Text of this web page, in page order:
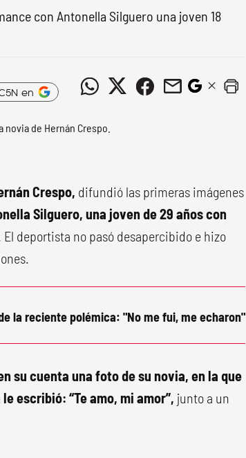
con Antonella Silguero una joven 18
en
Crespo, difundió las primeras imágenes
Silguero, una joven de 29 años con
El deportista no pasó desapercibido e hizo
la reciente polémica: "No me fui, me echaron"
su cuenta una foto de su novia, en la que
escribió: “Te amo, mi amor”, junto a un